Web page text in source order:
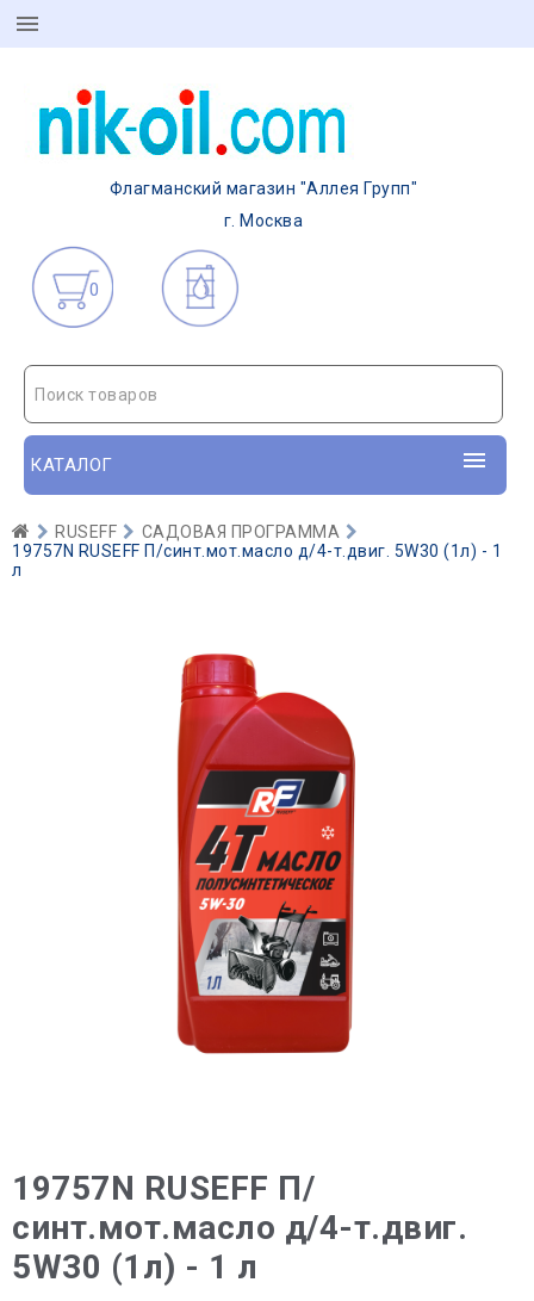
Флагманский магазин "Аллея Групп"
г. Москва
0
Поиск товаров
КАТАЛОГ
RUSEFF
САДОВАЯ ПРОГРАММА
19757N RUSEFF П/синт.мот.масло д/4-т.двиг. 5W30 (1л) - 1
л
19757N RUSEFF П/
синт.мот.масло д/4-т.двиг.
5W30 (1л) - 1 л